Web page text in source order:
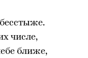
числе,
ближе,